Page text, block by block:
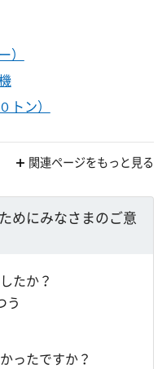
トン）
関連ページをもっと見る
めにみなさまのご意
たか？
う
ったですか？